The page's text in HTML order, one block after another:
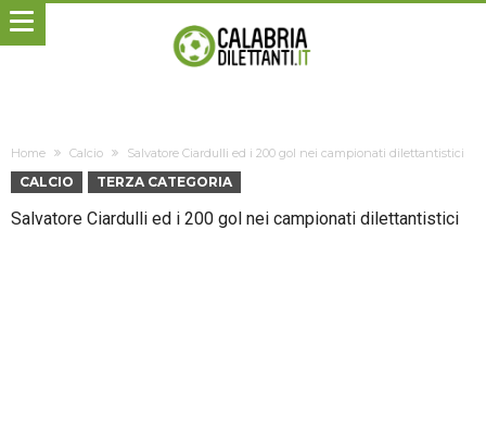
Home Calcio Salvatore Ciardulli ed i 200 gol nei campionati dilettantistici
CALCIO TERZA CATEGORIA
Salvatore Ciardulli ed i 200 gol nei campionati dilettantistici